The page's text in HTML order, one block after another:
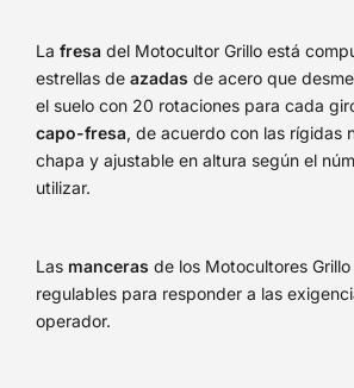
La fresa del Motocultor Grillo está
estrellas de azadas de acero que
el suelo con 20 rotaciones para cada
capo-fresa, de acuerdo con las rígidas
chapa y ajustable en altura según el
utilizar.
Las manceras de los Motocultores
regulables para responder a las
operador.